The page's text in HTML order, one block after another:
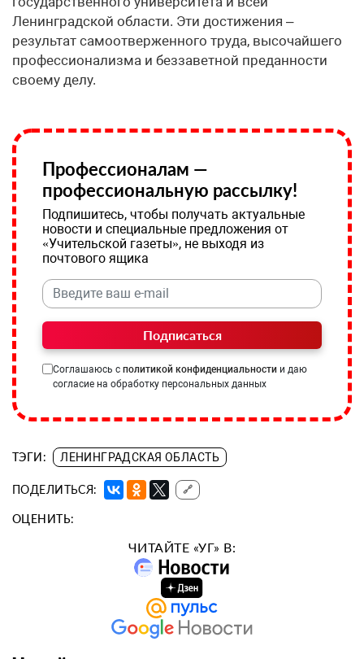
Ленинградской области. Эти достижения –
результат самоотверженного труда, высочайшего
профессионализма и беззаветной преданности
своему делу.
Профессионалам —
профессиональную рассылку!
Подпишитесь, чтобы получать актуальные
новости и специальные предложения от
«Учительской газеты», не выходя из
почтового ящика
Подписаться
Соглашаюсь с политикой конфиденциальности и даю
согласие на обработку персональных данных
ТЭГИ: ЛЕНИНГРАДСКАЯ ОБЛАСТЬ
ПОДЕЛИТЬСЯ: 🔗
ОЦЕНИТЬ:
ЧИТАЙТЕ «УГ» В: